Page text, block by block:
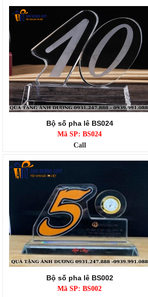
Bộ số pha lê BS024
Mã SP: BS024
Call
Bộ số pha lê BS002
Mã SP: BS002